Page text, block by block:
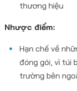
thương hiệu
Nhược điểm:
Hạn chế về
đóng gói, vì túi
trường bên